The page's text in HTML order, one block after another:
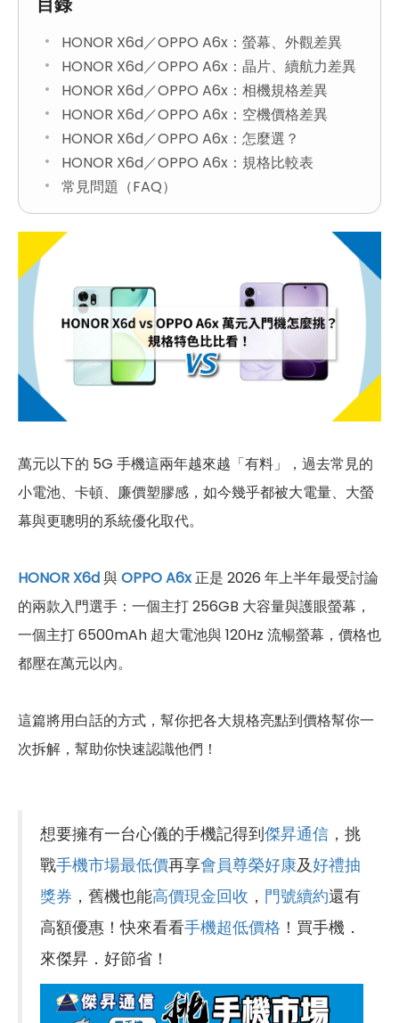
HONOR X6d／OPPO A6x：螢幕、外觀差異
HONOR X6d／OPPO A6x：晶片、續航力差異
HONOR X6d／OPPO A6x：相機規格差異
HONOR X6d／OPPO A6x：空機價格差異
HONOR X6d／OPPO A6x：怎麼選？
HONOR X6d／OPPO A6x：規格比較表
常見問題（FAQ）
萬元以下的 5G 手機這兩年越來越「有料」，過去常見的
小電池、卡頓、廉價塑膠感，如今幾乎都被大電量、大螢
幕與更聰明的系統優化取代。
HONOR X6d與OPPO A6x正是 2026 年上半年最受討論
的兩款入門選手：一個主打 256GB 大容量與護眼螢幕，
一個主打 6500mAh 超大電池與 120Hz 流暢螢幕，價格也
都壓在萬元以內。
這篇將用白話的方式，幫你把各大規格亮點到價格幫你一
次拆解，幫助你快速認識他們！
想要擁有一台心儀的手機記得到傑昇通信 ，挑
戰手機市場最低價再享會員尊榮好康及好禮抽
獎券 ，舊機也能高價現金回收 ， 門號續約還有
高額優惠！快來看看手機超低價格 ！買手機．
來傑昇．好節省！